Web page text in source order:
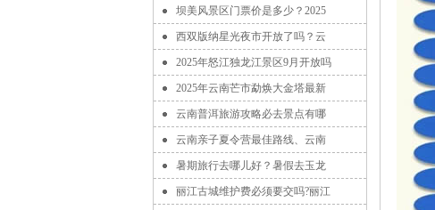
坝美风景区门票价是多少？2025
西双版纳星光夜市开放了吗？云
2025年怒江独龙江景区9月开放吗
2025年云南芒市勐焕大金塔最新
云南普洱旅游攻略必去景点有哪
云南亲子夏令营最佳路线、云南
暑期旅行去哪儿好？暑假去玉龙
丽江古城维护费必须要交吗?丽江